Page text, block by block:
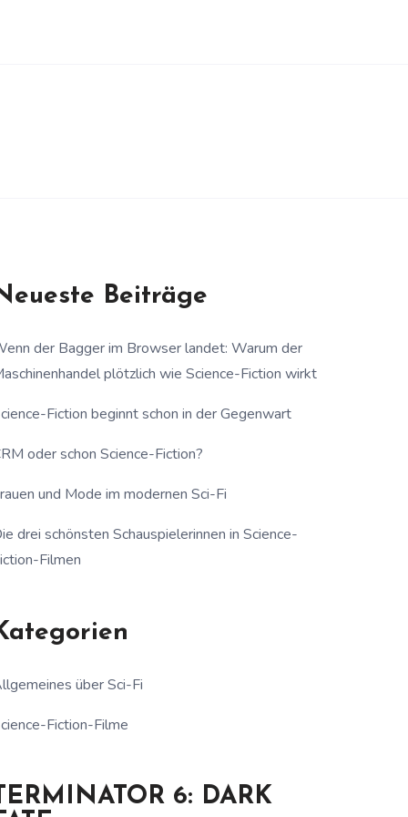
Beiträge
der Bagger im Browser landet: Warum der
plötzlich wie Science-Fiction wirkt
Fiction beginnt schon in der Gegenwart
oder schon Science-Fiction?
und Mode im modernen Sci-Fi
drei schönsten Schauspielerinnen in Science-
Filmen
über Sci-Fi
Fiction-Filme
6: DARK